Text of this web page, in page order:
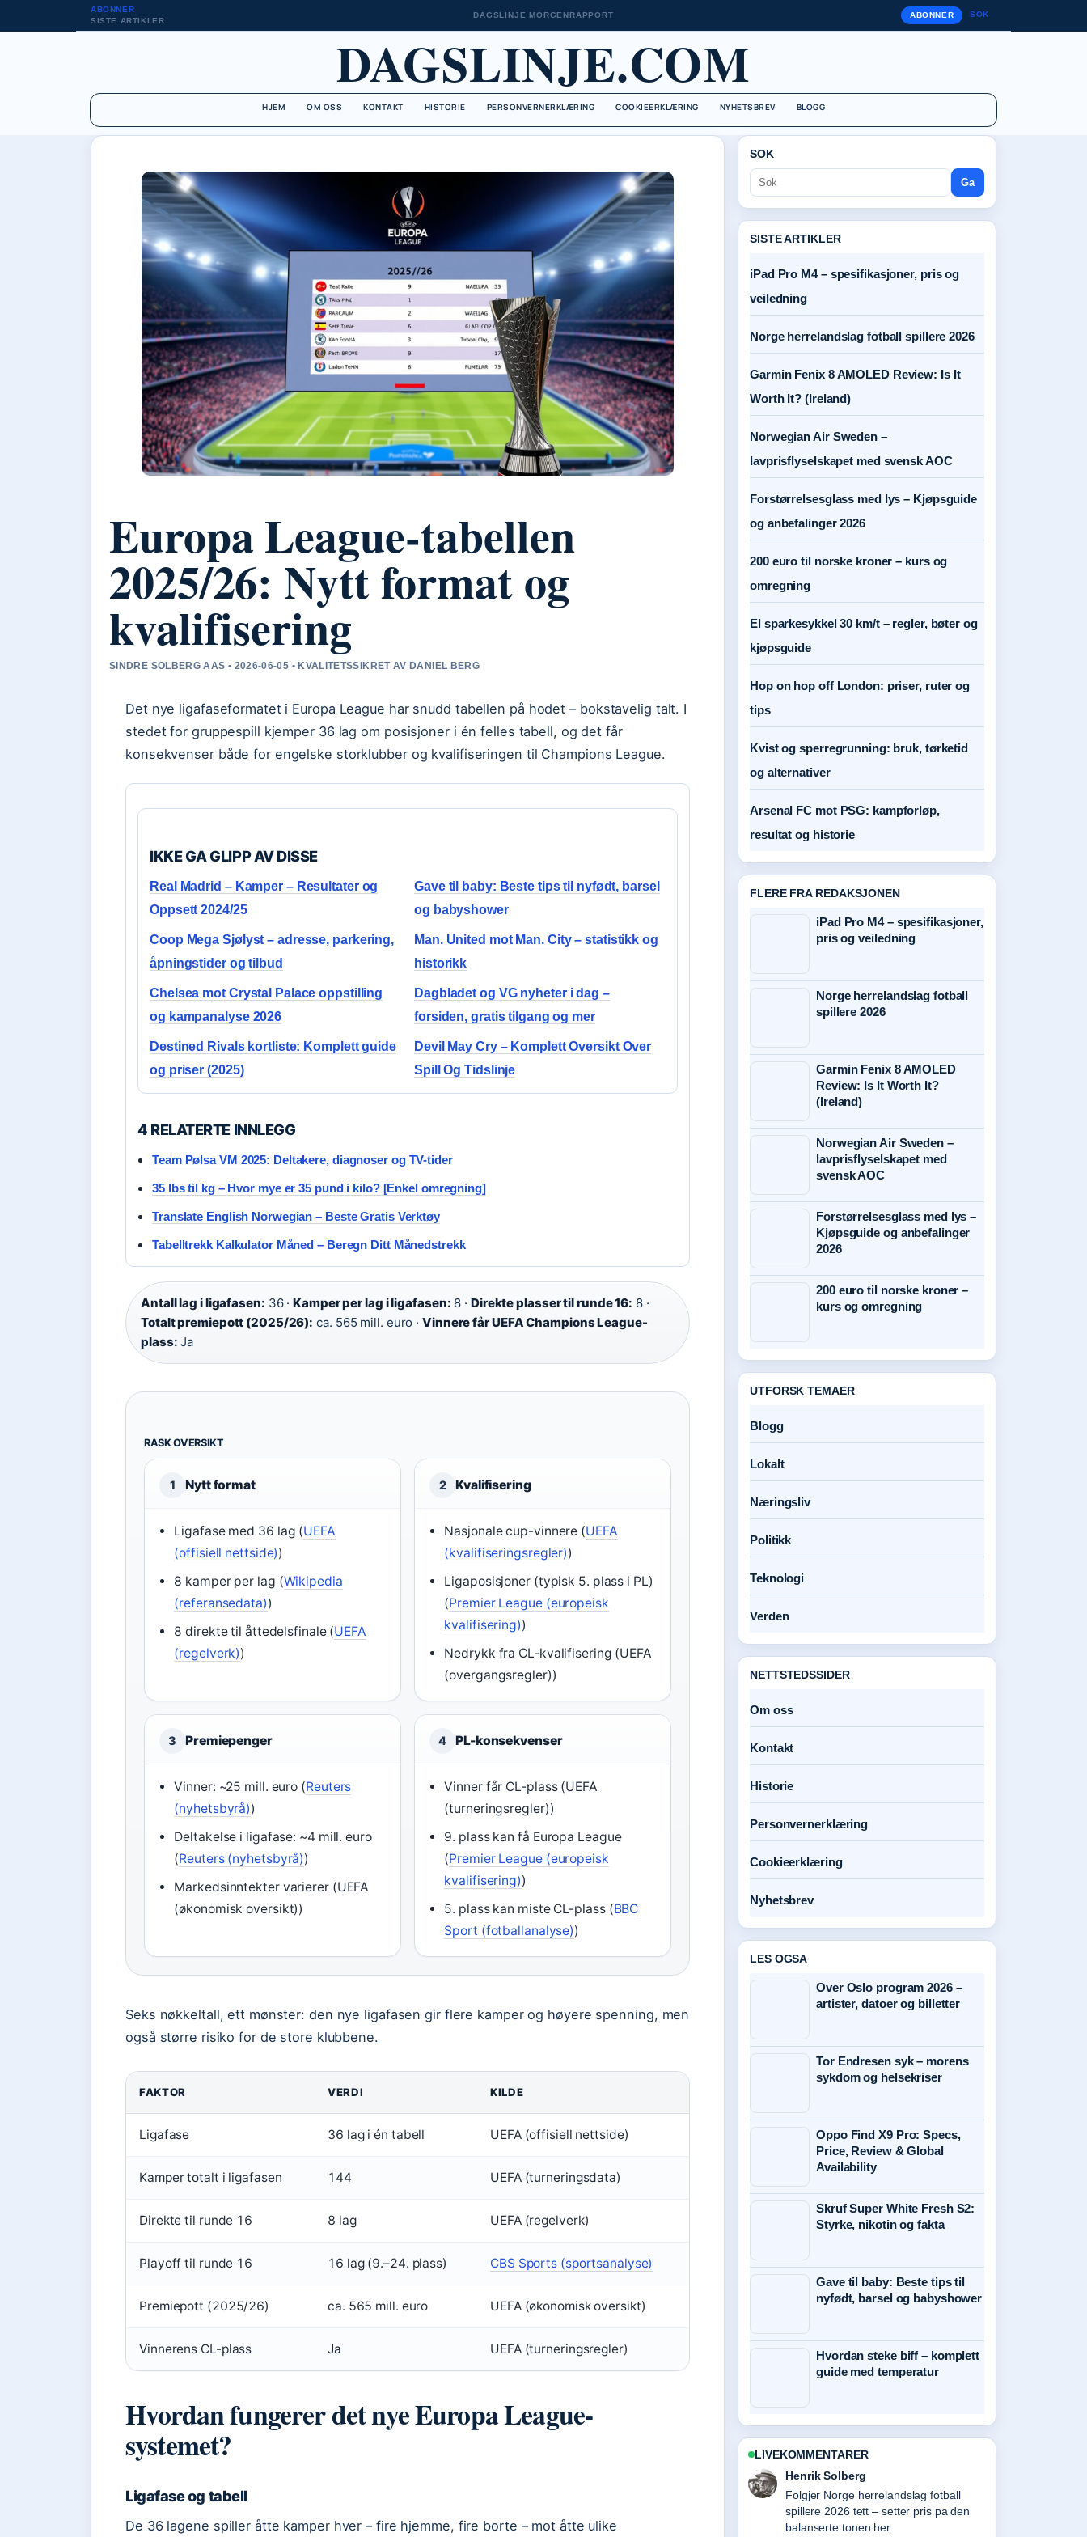
ABONNER
SISTE ARTIKLER
DAGSLINJE MORGENRAPPORT ABONNER SOK
DAGSLINJE.COM
HJEM OM OSS KONTAKT HISTORIE PERSONVERNERKLÆRING COOKIEERKLÆRING NYHETSBREV BLOGG
Europa League-tabellen
2025/26: Nytt format og
kvalifisering
SINDRE SOLBERG AAS • 2026-06-05 • KVALITETSSIKRET AV DANIEL BERG
Det nye ligafaseformatet i Europa League har snudd tabellen på hodet – bokstavelig talt. I
stedet for gruppespill kjemper 36 lag om posisjoner i én felles tabell, og det får
konsekvenser både for engelske storklubber og kvalifiseringen til Champions League.
IKKE GA GLIPP AV DISSE
Real Madrid – Kamper – Resultater og
Oppsett 2024/25
Gave til baby: Beste tips til nyfødt, barsel
og babyshower
Coop Mega Sjølyst – adresse, parkering,
åpningstider og tilbud
Man. United mot Man. City – statistikk og
historikk
Chelsea mot Crystal Palace oppstilling
og kampanalyse 2026
Dagbladet og VG nyheter i dag –
forsiden, gratis tilgang og mer
Destined Rivals kortliste: Komplett guide
og priser (2025)
Devil May Cry – Komplett Oversikt Over
Spill Og Tidslinje
4 RELATERTE INNLEGG
Team Pølsa VM 2025: Deltakere, diagnoser og TV-tider
35 lbs til kg – Hvor mye er 35 pund i kilo? [Enkel omregning]
Translate English Norwegian – Beste Gratis Verktøy
Tabelltrekk Kalkulator Måned – Beregn Ditt Månedstrekk
Antall lag i ligafasen: 36 ·Kamper per lag i ligafasen: 8 · Direkte plasser til runde 16: 8 ·
Totalt premiepott (2025/26): ca. 565 mill. euro ·Vinnere får UEFA Champions League-
plass: Ja
RASK OVERSIKT
1 Nytt format
Ligafase med 36 lag (UEFA
(offisiell nettside))
8 kamper per lag (Wikipedia
(referansedata))
8 direkte til åttedelsfinale (UEFA
(regelverk))
2 Kvalifisering
Nasjonale cup-vinnere (UEFA
(kvalifiseringsregler))
Ligaposisjoner (typisk 5. plass i PL)
(Premier League (europeisk
kvalifisering))
Nedrykk fra CL-kvalifisering (UEFA
(overgangsregler))
3 Premiepenger
Vinner: ~25 mill. euro (Reuters
(nyhetsbyrå))
Deltakelse i ligafase: ~4 mill. euro
(Reuters (nyhetsbyrå))
Markedsinntekter varierer (UEFA
(økonomisk oversikt))
4 PL-konsekvenser
Vinner får CL-plass (UEFA
(turneringsregler))
9. plass kan få Europa League
(Premier League (europeisk
kvalifisering))
5. plass kan miste CL-plass (BBC
Sport (fotballanalyse))
Seks nøkkeltall, ett mønster: den nye ligafasen gir flere kamper og høyere spenning, men
også større risiko for de store klubbene.
FAKTOR VERDI KILDE
Ligafase 36 lag i én tabell UEFA (offisiell nettside)
Kamper totalt i ligafasen 144 UEFA (turneringsdata)
Direkte til runde 16 8 lag UEFA (regelverk)
Playoff til runde 16 16 lag (9.–24. plass) CBS Sports (sportsanalyse)
Premiepott (2025/26) ca. 565 mill. euro UEFA (økonomisk oversikt)
Vinnerens CL-plass Ja UEFA (turneringsregler)
Hvordan fungerer det nye Europa League-
systemet?
Ligafase og tabell
De 36 lagene spiller åtte kamper hver – fire hjemme, fire borte – mot åtte ulike
SOK
Ga
SISTE ARTIKLER
iPad Pro M4 – spesifikasjoner, pris og
veiledning
Norge herrelandslag fotball spillere 2026
Garmin Fenix 8 AMOLED Review: Is It
Worth It? (Ireland)
Norwegian Air Sweden –
lavprisflyselskapet med svensk AOC
Forstørrelsesglass med lys – Kjøpsguide
og anbefalinger 2026
200 euro til norske kroner – kurs og
omregning
El sparkesykkel 30 km/t – regler, bøter og
kjøpsguide
Hop on hop off London: priser, ruter og
tips
Kvist og sperregrunning: bruk, tørketid
og alternativer
Arsenal FC mot PSG: kampforløp,
resultat og historie
FLERE FRA REDAKSJONEN
iPad Pro M4 – spesifikasjoner,
pris og veiledning
Norge herrelandslag fotball
spillere 2026
Garmin Fenix 8 AMOLED
Review: Is It Worth It?
(Ireland)
Norwegian Air Sweden –
lavprisflyselskapet med
svensk AOC
Forstørrelsesglass med lys –
Kjøpsguide og anbefalinger
2026
200 euro til norske kroner –
kurs og omregning
UTFORSK TEMAER
Blogg
Lokalt
Næringsliv
Politikk
Teknologi
Verden
NETTSTEDSSIDER
Om oss
Kontakt
Historie
Personvernerklæring
Cookieerklæring
Nyhetsbrev
LES OGSA
Over Oslo program 2026 –
artister, datoer og billetter
Tor Endresen syk – morens
sykdom og helsekriser
Oppo Find X9 Pro: Specs,
Price, Review & Global
Availability
Skruf Super White Fresh S2:
Styrke, nikotin og fakta
Gave til baby: Beste tips til
nyfødt, barsel og babyshower
Hvordan steke biff – komplett
guide med temperatur
LIVEKOMMENTARER
Nora Berg
Nyttig kontekst rundt Garmin Fenix 8
AMOLED Review: Is It.... Hold gjerne
denne livestrengen oppdatert.